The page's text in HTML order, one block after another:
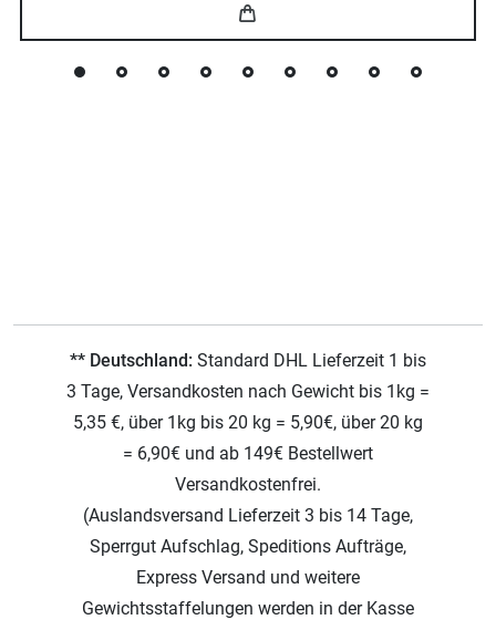
** Deutschland: Standard DHL Lieferzeit 1 bis
3 Tage, Versandkosten nach Gewicht bis 1kg =
5,35 €, über 1kg bis 20 kg = 5,90€, über 20 kg
= 6,90€ und ab 149€ Bestellwert
Versandkostenfrei.
(Auslandsversand Lieferzeit 3 bis 14 Tage,
Sperrgut Aufschlag, Speditions Aufträge,
Express Versand und weitere
Gewichtsstaffelungen werden in der Kasse